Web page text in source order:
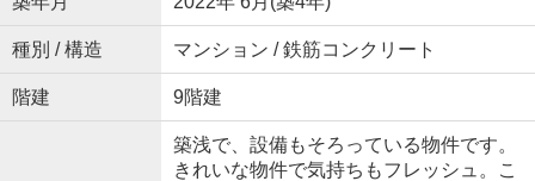
種別 / 構造 マンション / 鉄筋コンクリート
階建 9階建
築浅で、設備もそろっている物件です。
きれいな物件で気持ちもフレッシュ。こ